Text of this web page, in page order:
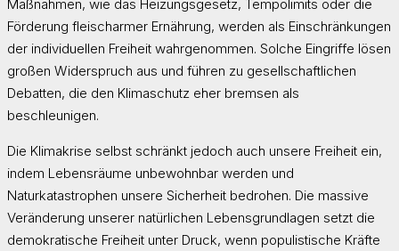
Maßnahmen, wie das Heizungsgesetz, Tempolimits oder die
Förderung fleischarmer Ernährung, werden als Einschränkungen
der individuellen Freiheit wahrgenommen. Solche Eingriffe lösen
großen Widerspruch aus und führen zu gesellschaftlichen
Debatten, die den Klimaschutz eher bremsen als
beschleunigen.
Die Klimakrise selbst schränkt jedoch auch unsere Freiheit ein,
indem Lebensräume unbewohnbar werden und
Naturkatastrophen unsere Sicherheit bedrohen. Die massive
Veränderung unserer natürlichen Lebensgrundlagen setzt die
demokratische Freiheit unter Druck, wenn populistische Kräfte